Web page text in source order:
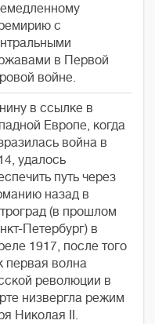
с
в Первой
войне.
в ссылке в
Европе, когда
война в
удалось
путь через
назад в
(в прошлом
Петербург) в
1917, после того
первая волна
революции в
низвергла режим
Николая II.